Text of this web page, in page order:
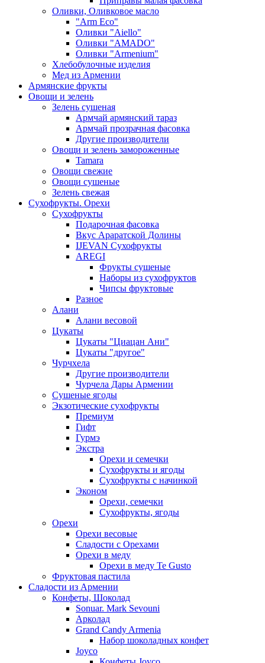
Оливки, Оливковое масло
"Arm Eco"
Оливки "Aiello"
Оливки "AMADO"
Оливки "Armenium"
Хлебобулочные изделия
Мед из Армении
Армянские фрукты
Овощи и зелень
Зелень сушеная
Армчай армянский тараз
Армчай прозрачная фасовка
Другие производители
Овощи и зелень замороженные
Tamara
Овощи свежие
Овощи сушеные
Зелень свежая
Сухофрукты. Орехи
Сухофрукты
Подарочная фасовка
Вкус Араратской Долины
IJEVAN Сухофрукты
AREGI
Фрукты сушеные
Наборы из сухофруктов
Чипсы фруктовые
Разное
Алани
Алани весовой
Цукаты
Цукаты "Циацан Ани"
Цукаты "другое"
Чурчхела
Другие производители
Чурчела Дары Армении
Сушеные ягоды
Экзотические сухофрукты
Премиум
Гифт
Гурмэ
Экстра
Орехи и семечки
Сухофрукты и ягоды
Сухофрукты с начинкой
Эконом
Орехи, семечки
Сухофрукты, ягоды
Орехи
Орехи весовые
Сладости с Орехами
Орехи в меду
Орехи в меду Te Gusto
Фруктовая пастила
Сладости из Армении
Конфеты, Шоколад
Sonuar. Mark Sevouni
Арколад
Grand Candy Armenia
Набор шоколадных конфет
Joyco